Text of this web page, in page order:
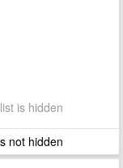
is hidden
not hidden